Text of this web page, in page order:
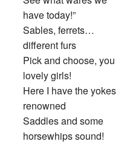
have today!”
Sables, ferrets…
different furs
Pick and choose, you
lovely girls!
Here I have the yokes
renowned
Saddles and some
horsewhips sound!